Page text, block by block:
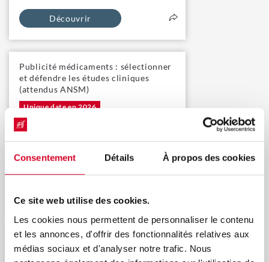
Consentement Détails À propos des cookies
Ce site web utilise des cookies.
Les cookies nous permettent de personnaliser le contenu
et les annonces, d'offrir des fonctionnalités relatives aux
médias sociaux et d'analyser notre trafic. Nous
Découvrir
Publicité médicaments : sélectionner
et défendre les études cliniques
(attendus ANSM)
Unique date en 2026
Dispositif anti-cadeaux (ex DMOS) et
transparence des liens